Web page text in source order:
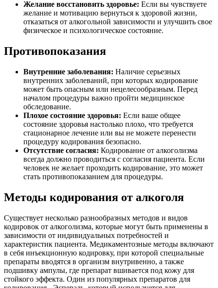
Желание восстановить здоровье: Если вы чувствуете
желание и мотивацию вернуться к здоровой жизни,
отказаться от алкогольной зависимости и улучшить свое
физическое и психологическое состояние.
Противопоказания
Внутренние заболевания: Наличие серьезных
внутренних заболеваний, при которых кодирование
может быть опасным или нецелесообразным. Перед
началом процедуры важно пройти медицинское
обследование.
Плохое состояние здоровья: Если ваше общее
состояние здоровья настолько плохо, что требуется
стационарное лечение или вы не можете перенести
процедуру кодирования безопасно.
Отсутствие согласия: Кодирование от алкоголизма
всегда должно проводиться с согласия пациента. Если
человек не желает проходить кодирование, это может
стать противопоказанием для процедуры.
Методы кодирования от алкоголя
Существует несколько разнообразных методов и видов
кодировок от алкоголизма, которые могут быть применены в
зависимости от индивидуальных потребностей и
характеристик пациента. Медикаментозные методы включают
в себя инъекционную кодировку, при которой специальные
препараты вводятся в организм внутривенно, а также
подшивку ампулы, где препарат вшивается под кожу для
стойкого эффекта. Один из популярных препаратов для